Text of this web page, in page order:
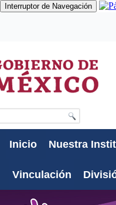
Interruptor de Navegación
Inicio Nuestra
Vinculación